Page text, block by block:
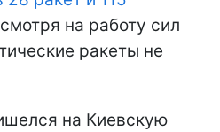
на работу сил
ракеты не
на Киевскую